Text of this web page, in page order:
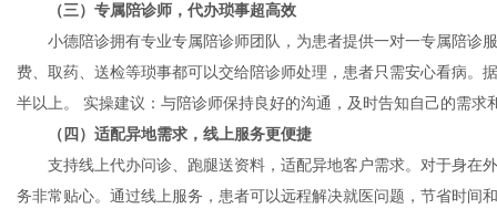
（三）专属陪诊师，代办琐事超高效
小德陪诊拥有专业专属陪诊师团队，为患者提供一对一专属陪诊
费、取药、送检等琐事都可以交给陪诊师处理，患者只需安心看病。
半以上。 实操建议：与陪诊师保持良好的沟通，及时告知自己的需求
（四）适配异地需求，线上服务更便捷
支持线上代办问诊、跑腿送资料，适配异地客户需求。对于身在
务非常贴心。通过线上服务，患者可以远程解决就医问题，节省时间